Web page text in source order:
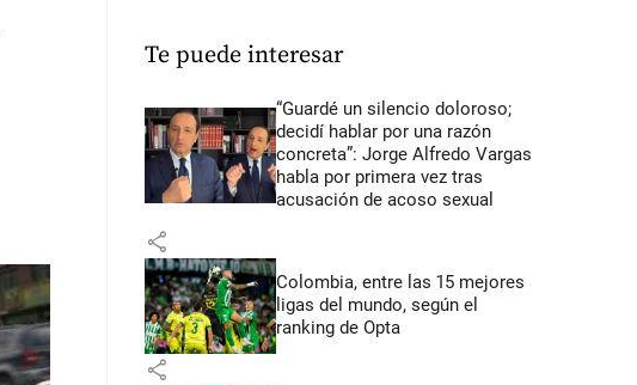
Te puede interesar
“Guardé un silencio doloroso;
decidí hablar por una razón
concreta”: Jorge Alfredo Vargas
habla por primera vez tras
acusación de acoso sexual
share
Colombia, entre las 15 mejores
ligas del mundo, según el
ranking de Opta
share